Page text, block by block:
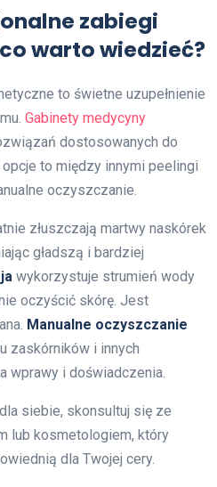
zabiegi
warto wiedzieć?
to świetne uzupełnienie
Gabinety medycyny
dostosowanych do
to między innymi peelingi
oczyszczanie.
złuszczają martwy naskórek
gładszą i bardziej
wykorzystuje strumień wody
oczyścić skórę. Jest
Manualne oczyszczanie
zaskórników i innych
wprawy i doświadczenia.
siebie, skonsultuj się ze
lub kosmetologiem, który
dla Twojej cery.